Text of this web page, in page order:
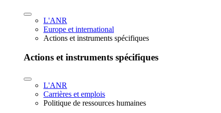
L'ANR
Europe et international
Actions et instruments spécifiques
Actions et instruments spécifiques
L'ANR
Carrières et emplois
Politique de ressources humaines